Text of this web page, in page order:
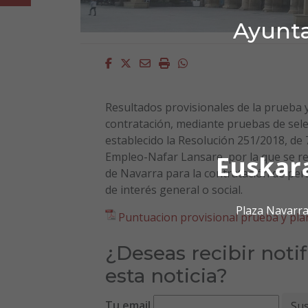
Plaza
Facebook
Twitter
EmailImprimirWhatsapp
Resultados provisionales de la
contratación, mediante pruebas de
establecido la Resolución 251/2018,
Empleo-Nafar Lansare, por la que se
de Navarra para la contratación de
de interés general o social.
Puntuacion provisional prueba y
¿Deseas recibir
esta noticia?